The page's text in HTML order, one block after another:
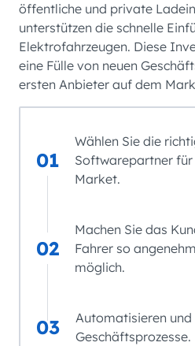
öffentliche und private
unterstützen die schnelle
Elektrofahrzeugen. Diese
eine Fülle von neuen
ersten Anbieter auf dem
01
Wählen Sie die
Softwarepartner für
Market.
02
Machen Sie das
Fahrer so
möglich.
03
Automatisieren
Geschäftsprozesse.